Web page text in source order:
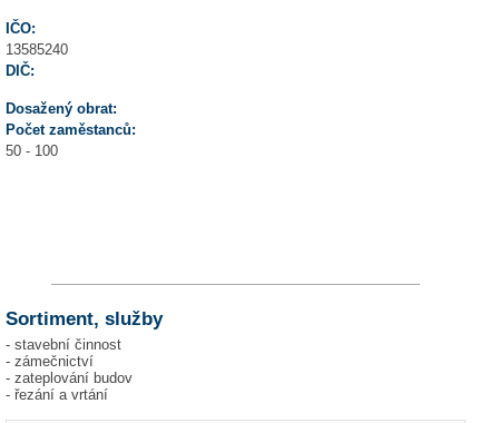
IČO:
13585240
DIČ:
Dosažený obrat:
Počet zaměstanců:
50 - 100
Sortiment, služby
- stavební činnost
- zámečnictví
- zateplování budov
- řezání a vrtání